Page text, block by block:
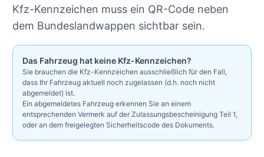
Kfz-Kennzeichen muss ein QR-Code neben
dem Bundeslandwappen sichtbar sein.
Das Fahrzeug hat keine Kfz-Kennzeichen?
Sie brauchen die Kfz-Kennzeichen ausschließlich für den Fall,
dass Ihr Fahrzeug aktuell noch zugelassen (d.h. noch nicht
abgemeldet) ist.
Ein abgemeldetes Fahrzeug erkennen Sie an einem
entsprechenden Vermerk auf der Zulassungsbescheinigung Teil 1,
oder an dem freigelegten Sicherheitscode des Dokuments.